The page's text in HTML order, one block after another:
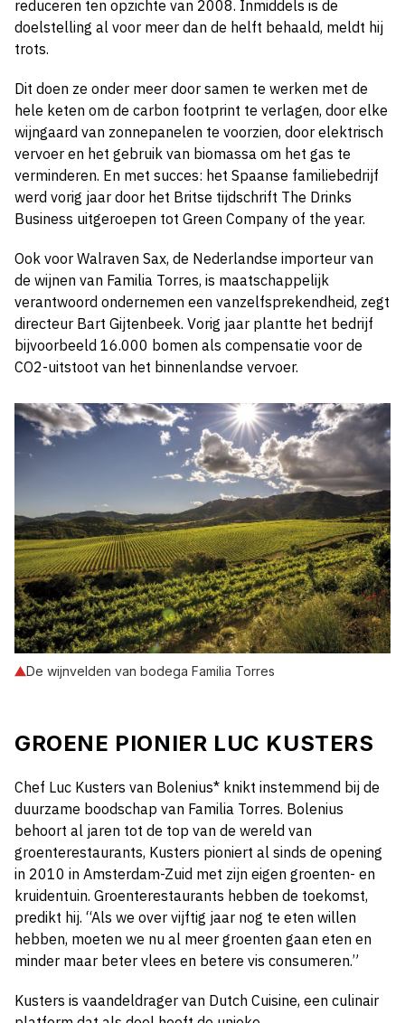
reduceren ten opzichte van 2008. Inmiddels is de
doelstelling al voor meer dan de helft behaald, meldt hij
trots.
Dit doen ze onder meer door samen te werken met de
hele keten om de carbon footprint te verlagen, door elke
wijngaard van zonnepanelen te voorzien, door elektrisch
vervoer en het gebruik van biomassa om het gas te
verminderen. En met succes: het Spaanse familiebedrijf
werd vorig jaar door het Britse tijdschrift The Drinks
Business uitgeroepen tot Green Company of the year.
Ook voor Walraven Sax, de Nederlandse importeur van
de wijnen van Familia Torres, is maatschappelijk
verantwoord ondernemen een vanzelfsprekendheid, zegt
directeur Bart Gijtenbeek. Vorig jaar plantte het bedrijf
bijvoorbeeld 16.000 bomen als compensatie voor de
CO2-uitstoot van het binnenlandse vervoer.
De wijnvelden van bodega Familia Torres
GROENE PIONIER LUC KUSTERS
Chef Luc Kusters van Bolenius* knikt instemmend bij de
duurzame boodschap van Familia Torres. Bolenius
behoort al jaren tot de top van de wereld van
groenterestaurants, Kusters pioniert al sinds de opening
in 2010 in Amsterdam-Zuid met zijn eigen groenten- en
kruidentuin. Groenterestaurants hebben de toekomst,
predikt hij. “Als we over vijftig jaar nog te eten willen
hebben, moeten we nu al meer groenten gaan eten en
minder maar beter vlees en betere vis consumeren.”
Kusters is vaandeldrager van Dutch Cuisine, een culinair